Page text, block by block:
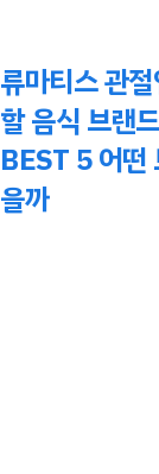
류마티스 관
할 음식 브랜
BEST 5 어떤
을까